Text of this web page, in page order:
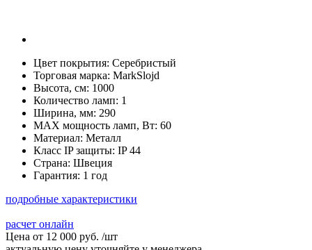
Цвет покрытия: Серебристый
Торговая марка: MarkSlojd
Высота, см: 1000
Количество ламп: 1
Ширина, мм: 290
MAX мощность ламп, Вт: 60
Материал: Металл
Класс IP защиты: IP 44
Страна: Швеция
Гарантия: 1 год
подробные характеристики
расчет онлайн
Цена от 12 000 руб. /шт